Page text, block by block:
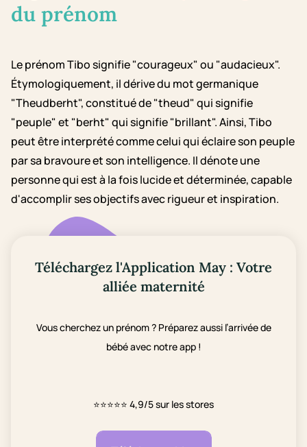
du prénom
Le prénom Tibo signifie "courageux" ou "audacieux".
Étymologiquement, il dérive du mot germanique
"Theudberht", constitué de "theud" qui signifie
"peuple" et "berht" qui signifie "brillant". Ainsi, Tibo
peut être interprété comme celui qui éclaire son peuple
par sa bravoure et son intelligence. Il dénote une
personne qui est à la fois lucide et déterminée, capable
d'accomplir ses objectifs avec rigueur et inspiration.
Téléchargez l'Application May : Votre
alliée maternité
Vous cherchez un prénom ? Préparez aussi l’arrivée de
bébé avec notre app !
⭐⭐⭐⭐⭐ 4,9/5 sur les stores